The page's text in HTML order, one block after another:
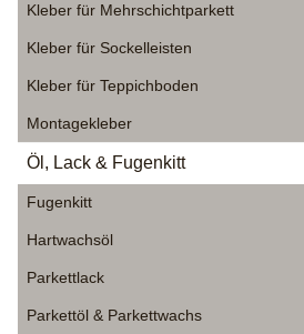
Kleber für Mehrschichtparkett
Kleber für Sockelleisten
Kleber für Teppichboden
Montagekleber
Öl, Lack & Fugenkitt
Fugenkitt
Hartwachsöl
Parkettlack
Parkettöl & Parkettwachs